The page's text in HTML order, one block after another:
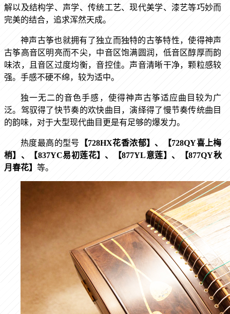
解以及结构学、声学、传统工艺、现代美学、漆艺等巧妙而
完美的结合，追求浑然天成。
神声古筝也就拥有了独立而独特的古筝特性，使得神声
古筝高音区明亮而不尖，中音区饱满圆润，低音区醇厚而韵
味浓，且音区过度均衡，音控佳。声音清晰干净，颗粒感较
强。手感不硬不绵，较为适中。
独一无二的音色手感，使得神声古筝适应曲目较为广
泛。驾驭得了快节奏的欢快曲目，演绎得了慢节奏传统曲目
的韵味，对于大型现代曲目更是有足够的爆发力。
热度最高的型号 【728HX花香浓郁】、【728QY喜上梅
梢】 、 【837YC易初莲花】、 【877YL意莲】、 【877QY秋
月春花】 等。